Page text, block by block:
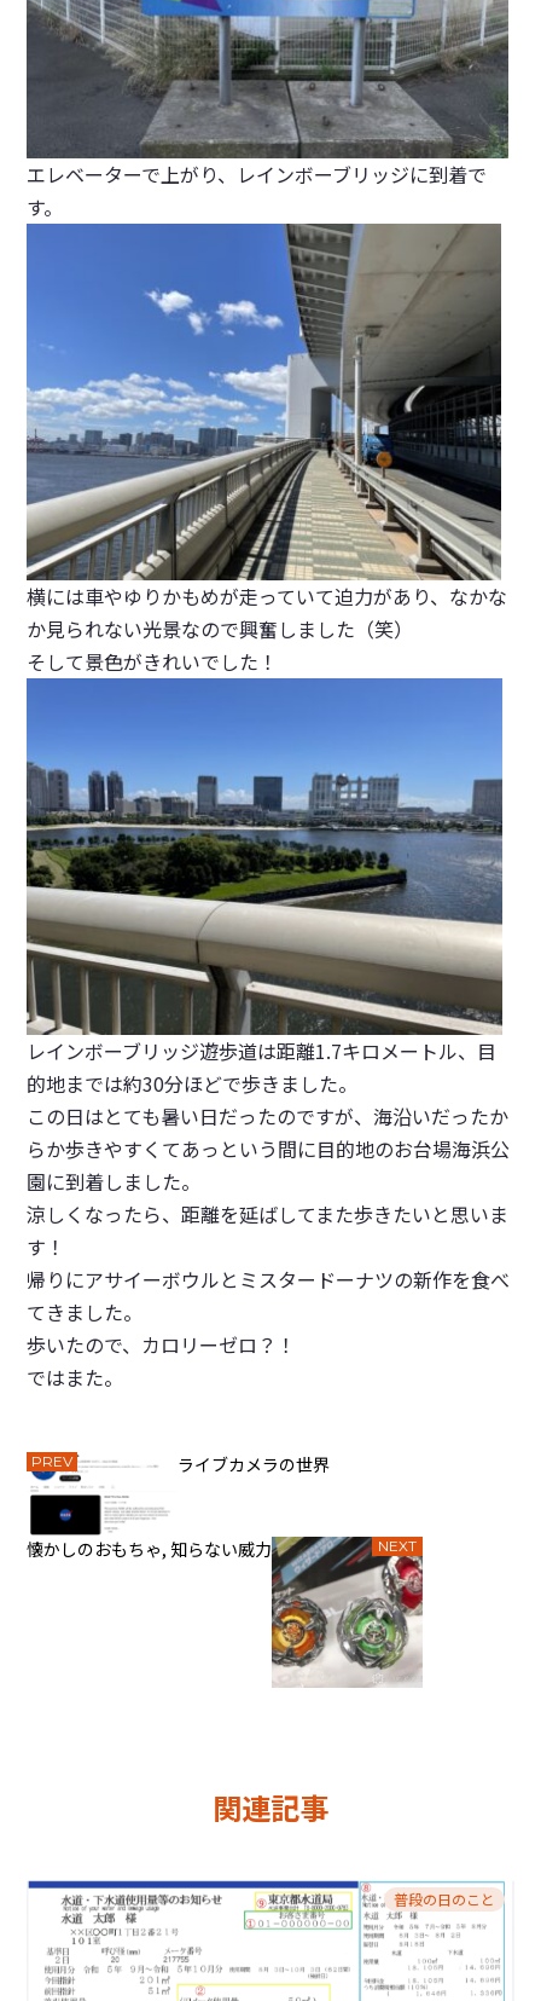
エレベーターで上がり、レインボーブリッジに到着で
す。
横には車やゆりかもめが走っていて迫力があり、なかな
か見られない光景なので興奮しました（笑）
そして景色がきれいでした！
レインボーブリッジ遊歩道は距離1.7キロメートル、目
的地までは約30分ほどで歩きました。
この日はとても暑い日だったのですが、海沿いだったか
らか歩きやすくてあっという間に目的地のお台場海浜公
園に到着しました。
涼しくなったら、距離を延ばしてまた歩きたいと思いま
す！
帰りにアサイーボウルとミスタードーナツの新作を食べ
てきました。
歩いたので、カロリーゼロ？！
ではまた。
PREV ライブカメラの世界
NEXT
懐かしのおもちゃ, 知らない威力
関連記事
普段の日のこと